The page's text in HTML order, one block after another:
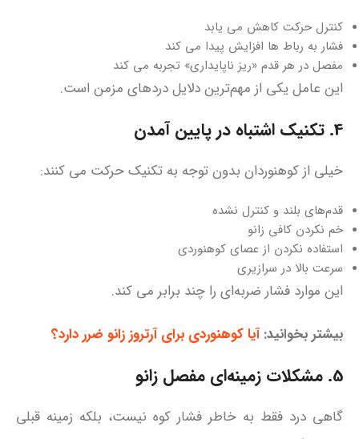
کنترل حرکت کاهش می‌ یابد
فشار به رباط‌ ها افزایش پیدا می‌ کند
مفصل در هر قدم «ریز ناپایداری» تجربه می‌ کند
این عامل یکی از مهم‌ترین دلایل دردهای مزمن است.
4. تکنیک اشتباه در پایین آمدن
خیلی از کوهنوردان بدون توجه به تکنیک حرکت می‌ کنند:
قدم‌های بلند و کنترل‌ نشده
خم نکردن کافی زانو
استفاده نکردن از عصای کوهنوردی
سرعت بالا در سرازیری
این موارد فشار ضربه‌ای را چند برابر می‌ کند.
بیشتر بخوانید:آیا کوهنوردی برای آرتروز زانو ضرر دارد؟
5. مشکلات زمینه‌ای مفصل زانو
گاهی درد فقط به خاطر فشار کوه نیست، بلکه زمینه قبلی